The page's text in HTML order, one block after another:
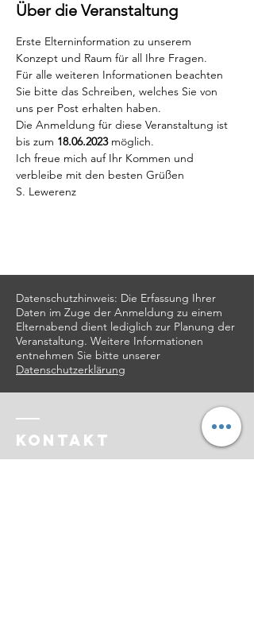
Über die Veranstaltung
Erste Elterninformation zu unserem
Konzept und Raum für all Ihre Fragen.
Für alle weiteren Informationen beachten
Sie bitte das Schreiben, welches Sie von
uns per Post erhalten haben.
Die Anmeldung für diese Veranstaltung ist
bis zum 18.06.2023 möglich.
Ich freue mich auf Ihr Kommen und
verbleibe mit den besten Grüßen
S. Lewerenz
Datenschutzhinweis: Die Erfassung Ihrer
Daten im Zuge der Anmeldung zu einem
Elternabend dient lediglich zur Planung der
Veranstaltung. Weitere Informationen
entnehmen Sie bitte unserer
Datenschutzerklärung
Kontakt